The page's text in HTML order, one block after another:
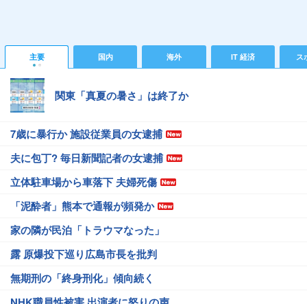
主要 国内 海外 IT 経済 ス
関東「真夏の暑さ」は終了か
7歳に暴行か 施設従業員の女逮捕
夫に包丁? 毎日新聞記者の女逮捕
立体駐車場から車落下 夫婦死傷
「泥酔者」熊本で通報が頻発か
家の隣が民泊「トラウマなった」
露 原爆投下巡り広島市長を批判
無期刑の「終身刑化」傾向続く